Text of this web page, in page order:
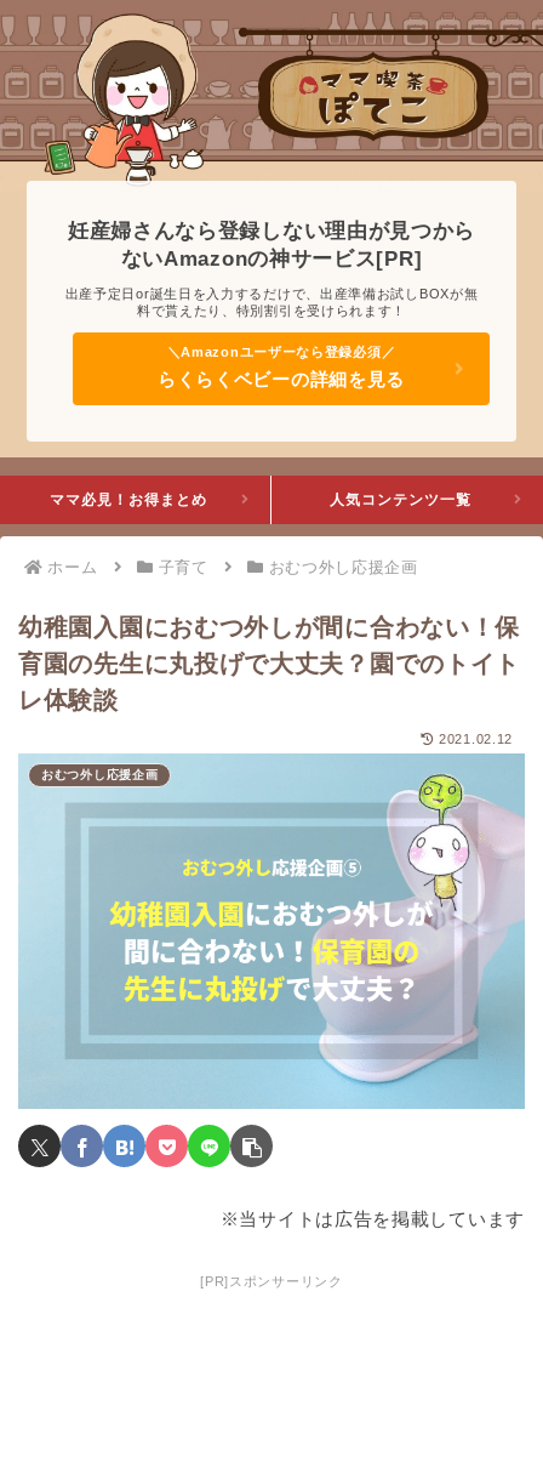
妊産婦さんなら登録しない理由が見つから
ないAmazonの神サービス[PR]
出産予定日or誕生日を入力するだけで、出産準備お試しBOXが無
料で貰えたり、特別割引を受けられます！
らくらくベビーの詳細を見る
ママ必見！お得まとめ 人気コンテンツ一覧
ホーム 子育て おむつ外し応援企画
幼稚園入園におむつ外しが間に合わない！保
育園の先生に丸投げで大丈夫？園でのトイト
レ体験談
2021.02.12
おむつ外し応援企画
※当サイトは広告を掲載しています
[PR]スポンサーリンク